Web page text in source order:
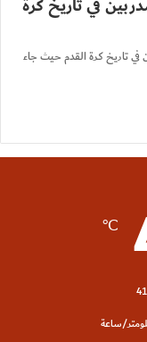
تاريخ كرة القدم حيث جاء
℃